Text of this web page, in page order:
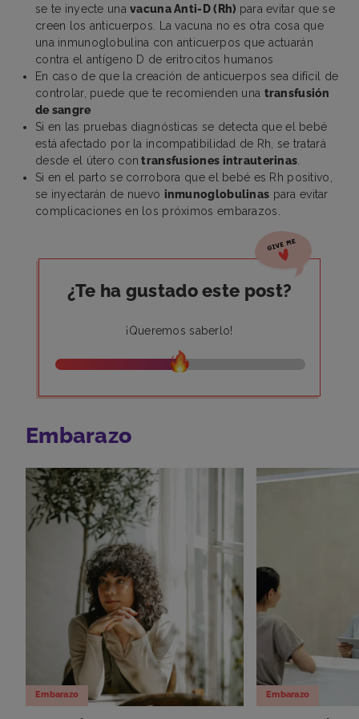
se te inyecte unavacuna Anti-D (Rh) para evitar que se
creen los anticuerpos. La vacuna no es otra cosa que
una inmunoglobulina con anticuerpos que actuarán
contra el antígeno D de eritrocitos humanos
En caso de que la creación de anticuerpos sea difícil de
controlar, puede que te recomienden una transfusión
de sangre
Si en las pruebas diagnósticas se detecta que el bebé
está afectado por la incompatibilidad de Rh, se tratará
desde el útero con transfusiones intrauterinas
Si en el parto se corrobora que el bebé es Rh positivo,
se inyectarán de nuevo inmunoglobulinas para evitar
complicaciones en los próximos embarazos.
¿Te ha gustado este post?
¡Queremos saberlo!
Embarazo
Embarazo Embarazo